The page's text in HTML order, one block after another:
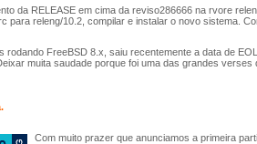
da RELEASE em cima da reviso286666 na rvore
para releng/10.2, compilar e instalar o novo sistema.
FreeBSD 8.x, saiu recentemente a data de
muita saudade porque foi uma das grandes
Com muito prazer que anunciamos a primeira